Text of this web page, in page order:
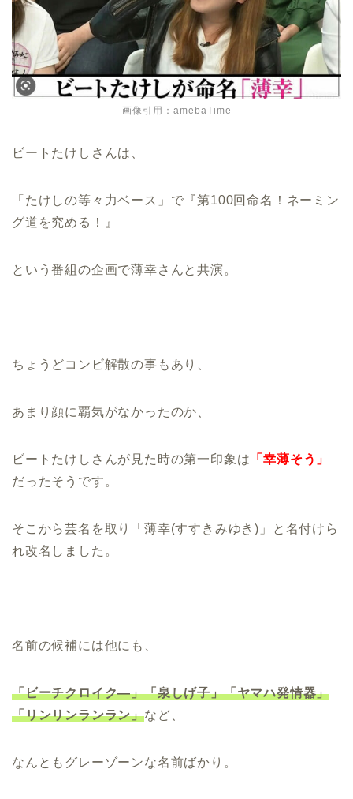
画像引用：amebaTime
ビートたけしさんは、
「たけしの等々力ベース」で『第100回命名！ネーミン
グ道を究める！』
という番組の企画で薄幸さんと共演。
ちょうどコンビ解散の事もあり、
あまり顔に覇気がなかったのか、
ビートたけしさんが見た時の第一印象は 「幸薄そう」
だったそうです。
そこから芸名を取り「薄幸(すすきみゆき)」と名付けら
れ改名しました。
名前の候補には他にも、
「ビーチクロイク―」「泉しげ子」「ヤマハ発情器」
「リンリンランラン」など、
なんともグレーゾーンな名前ばかり。